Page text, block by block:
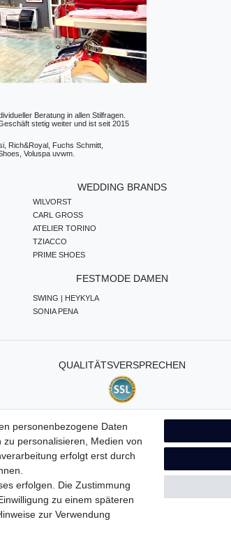
Beratung in allen Stilfragen.
stetig weiter und ist seit 2015
Rich&Royal, Fuchs Schmitt,
Voluspa uvwm.
WEDDING BRANDS
WILVORST
CARL GROSS
ATELIER TORINO
TZIACCO
PRIME SHOES
FESTMODE DAMEN
SWING | HEYKYLA
SONIA PENA
QUALITÄTSVERSPRECHEN
Widerrufs­recht Vertrag widerrufen
personenbezogene Daten
personalisieren, Medien von
erfolgt erst durch
erfolgen. Die Zustimmung
zu einem späteren
zur Verwendung